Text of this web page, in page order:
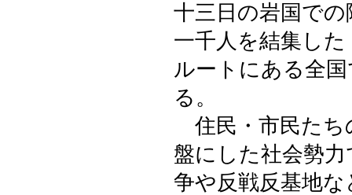
十三日の岩国で
一千人を結集し
ルートにある全
る。
住民・市民たち
盤にした社会勢
争や反戦反基地